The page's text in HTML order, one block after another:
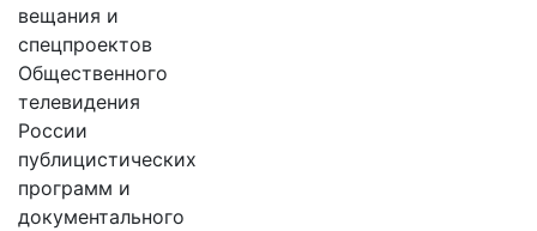
вещания и
спецпроектов
Общественного
телевидения
России
публицистических
программ и
документального